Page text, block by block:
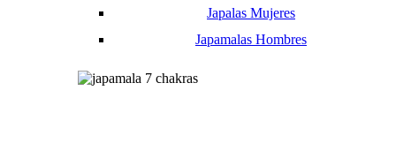
Japalas Mujeres
Japamalas Hombres